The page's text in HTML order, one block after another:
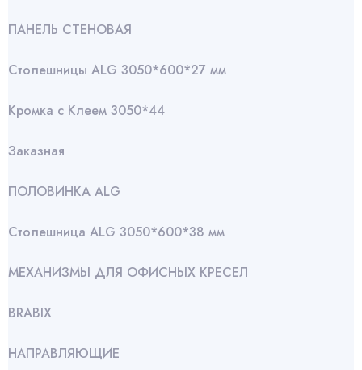
ПАНЕЛЬ СТЕНОВАЯ
Столешницы ALG 3050*600*27 мм
Кромка с Клеем 3050*44
Заказная
ПОЛОВИНКА ALG
Столешница ALG 3050*600*38 мм
МЕХАНИЗМЫ ДЛЯ ОФИСНЫХ КРЕСЕЛ
BRABIX
НАПРАВЛЯЮЩИЕ